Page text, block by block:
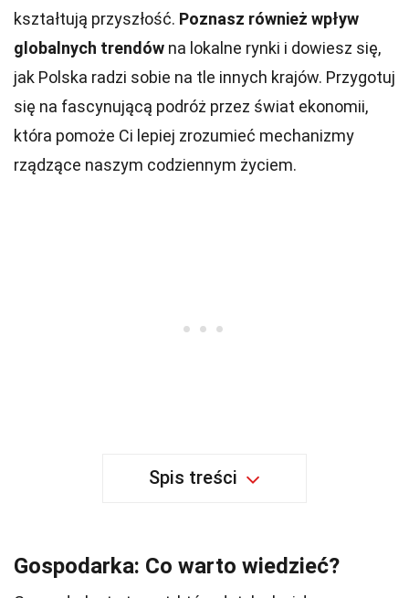
kształtują przyszłość. Poznasz również wpływ
globalnych trendów na lokalne rynki i dowiesz się,
jak Polska radzi sobie na tle innych krajów. Przygotuj
się na fascynującą podróż przez świat ekonomii,
która pomoże Ci lepiej zrozumieć mechanizmy
rządzące naszym codziennym życiem.
Spis treści
Gospodarka: Co warto wiedzieć?